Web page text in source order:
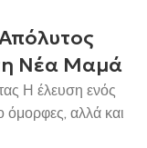
Νέα Μαμά
Η έλευση ενός
όμορφες, αλλά και